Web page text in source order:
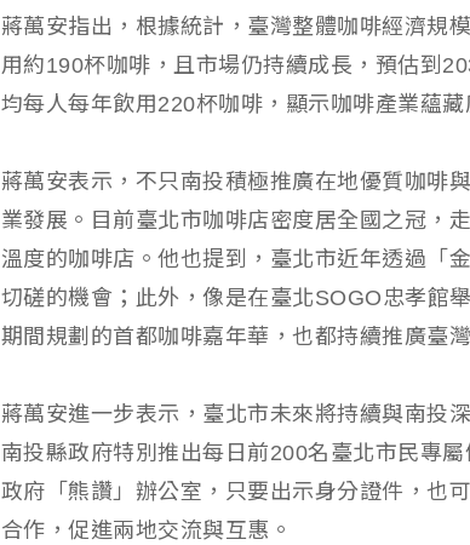
蔣萬安指出，根據統計，臺灣整體咖啡經濟規
用約190杯咖啡，且市場仍持續成長，預估到
均每人每年飲用220杯咖啡，顯示咖啡產業蘊藏
蔣萬安表示，不只南投積極推廣在地優質咖啡
業發展。目前臺北市咖啡店密度居全國之冠，
溫度的咖啡店。他也提到，臺北市近年透過「
切磋的機會；此外，像是在臺北SOGO忠孝館
期間規劃的首都咖啡嘉年華，也都持續推廣臺
蔣萬安進一步表示，臺北市未來將持續與南投
南投縣政府特別推出每日前200名臺北市民專
政府「熊讚」辦公室，只要出示身分證件，也
合作，促進兩地交流與互惠。